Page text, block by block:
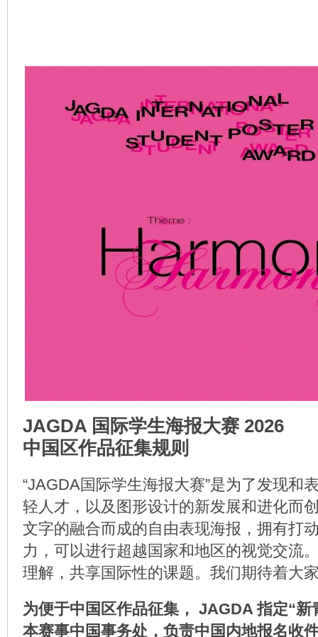
JAGDA 国际学生海报大赛 2026
中国区作品征集规则
“JAGDA国际学生海报大赛”是为了发现和
轻人才，以及图形设计的新发展和进化而
文字的融合而成的自由表现海报，拥有打
力，可以进行超越国家和地区的视觉交流
理解，共享国际性的课题。我们期待着大
为便于中国区作品征集， JAGDA 指定“新
本赛事中国事务处，负责中国内地报名收